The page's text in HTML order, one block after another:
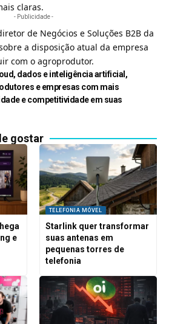
claras.
- Publicidade -
de Negócios e Soluções B2B da
a disposição atual da empresa
com o agroprodutor.
dados e inteligência artificial,
e empresas com mais
e competitividade em suas
gostar
e
TELEFONIA MÓVEL
Starlink quer transformar
suas antenas em
pequenas torres de
telefonia